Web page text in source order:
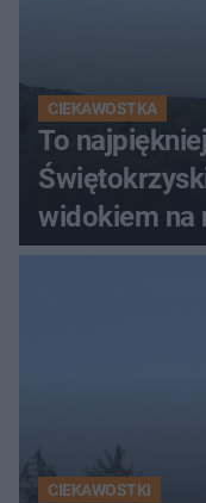
CIEKAWOSTKA
To
widokiem na
CIEKAWOSTKI